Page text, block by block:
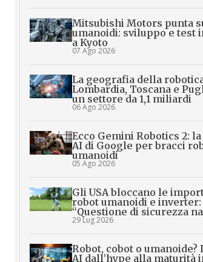
Mitsubishi Motors punta
umanoidi: sviluppo e test
a Kyoto
07 Ago 2026
La geografia della
Lombardia, Toscana e
un settore da 1,1 miliardi
06 Ago 2026
Ecco Gemini Robotics 2:
AI di Google per bracci
umanoidi
05 Ago 2026
Gli USA bloccano le
robot umanoidi e inverter:
“Questione di sicurezza
29 Lug 2026
Robot, cobot o umanoide?
AI dall’hype alla maturità